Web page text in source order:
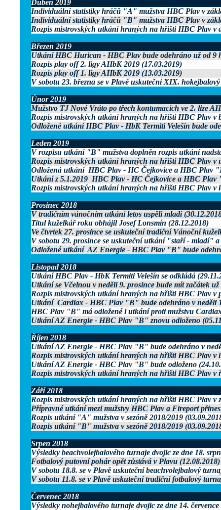
Duben 2019
Individuální statistiky hráčů "A" mužstva HBC Plav v
Individuální statistiky hráčů "B" mužstva HBC Plav v
Rozpis mistrovských utkání hraných na hřišti HBC Plav v
Březen 2019
Utkání HBC Hurican - HBC Plav bude odehráno už od 9
Rozpis play off 2. ligy AHbK 2019 (17.03.2019)
Rozpis play off 1. ligy AHbK 2019 (13.03.2019)
V sobotu 23. března se v Plavě uskuteční XIX.
Únor 2019
Mužstvo TJ Nové Vráto po třech kontumacích ve 2. lize
Rozpis mistrovských utkání hraných na hřišti HBC Plav v
Odložené utkání HBC Plav - HbK Termiti Velešín bude
Leden 2019
V rozpisu utkání "B" mužstva doplněn rozpis utkání
Rozpis mistrovských utkání hraných na hřišti HBC Plav v
Odložená utkání HBC Plav - HC Čejkovice a HBC Plav
Utkání z 5.1.2019 HBC Plav - HC Čejkovice a HBC
Rozpis mistrovských utkání hraných na hřišti HBC Plav v
Prosinec 2018
V tradičním vánočním utkání letos uspěli mladí
Titul kuželkář roku obhájil Josef Lonsmín (28.12.2018)
Ve čtvrtek 27. prosince se uskuteční tradiční Vánoční
V sobotu 29. prosince se uskuteční utkání "staří - mladí"
Odložené utkání AZ Energie - HBC Plav "B" bude
Listopad 2018
Utkání HBC Plav - HbK Termiti Velešín se odkládá
Utkání se Včelnou v neděli 9. prosince bude mít začátek
Rozpis mistrovských utkání hraných na hřišti HBC Plav v
Utkání Cardiax - HBC Plav "B" bude odehráno v neděli
HBC Plav "B" má odložené i utkání proti mužstvu
Utkání AZ Energie - HBC Plav "B" znovu odloženo
Říjen 2018
Utkání AZ Energie - HBC Plav "B" bude odehráno v
Rozpis mistrovských utkání hraných na hřišti HBC Plav v
Utkání AZ Energie - HBC Plav "B" bude odloženo
Rozpis mistrovských utkání hraných na hřišti HBC Plav v
Září 2018
Rozpis mistrovských utkání hraných na hřišti HBC Plav v
Přípravné utkání mezi mužstvy HBC Plav a Fireport
Rozpis utkání "A" mužstva v sezóně 2018/2019
Rozpis utkání "B" mužstva v sezóně 2018/2019
Srpen 2018
Výsledky beachvolejbalového turnaje dvojic ze dne 18.
Fotbalový putovní pohár opět zůstává v Plavu (12.08.2018)
V sobotu 18.8. se v Plavě uskuteční beachvolejbalový
V sobotu 11.8. se v Plavě uskuteční tradiční fotbalový
Červenec 2018
Výsledky nohejbalového turnaje dvojic ze dne 14.